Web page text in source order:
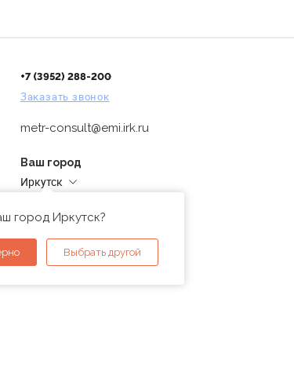
+7 (3952) 288-200
Заказать звонок
metr-consult@emi.irk.ru
Ваш город
Иркутск
город Иркутск?
Выбрать другой